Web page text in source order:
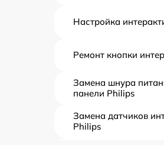
Настройка
Ремонт кнопки
Замена шнура
панели Philips
Замена датчиков
Philips